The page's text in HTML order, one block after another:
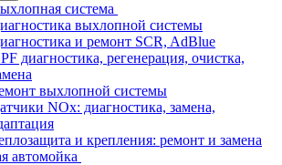
система
выхлопной системы
и ремонт SCR, AdBlue
диагностика, регенерация, очистка,
выхлопной системы
NOx: диагностика, замена,
и крепления: ремонт и замена
автомойка